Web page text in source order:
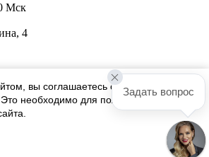
Мск
4
Дом ЭСТЕТ
вы соглашаетесь с тем, что мы
необходимо для полноценного
Задать вопрос